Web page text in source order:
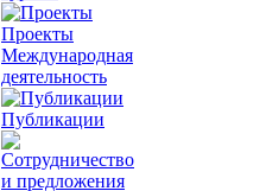
Проекты
Международная
деятельность
Публикации